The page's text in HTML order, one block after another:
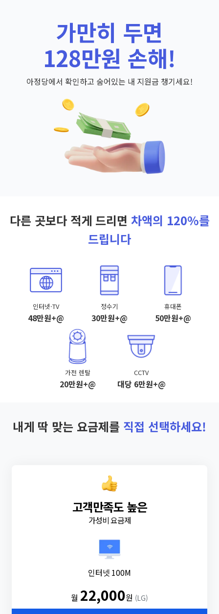
가만히 두면
128만원 손해!
아정당에서 확인하고 숨어있는 내 지원금 챙기세요!
다른 곳보다 적게 드리면 차액의 120%를
드립니다
인터넷·TV
48만원+@
정수기
30만원+@
휴대폰
50만원+@
가전 렌탈
20만원+@
CCTV
대당 6만원+@
내게 딱 맞는 요금제를 직접 선택하세요!
고객만족도 높은
가성비 요금제
인터넷 100M
월 22,000원 (LG)